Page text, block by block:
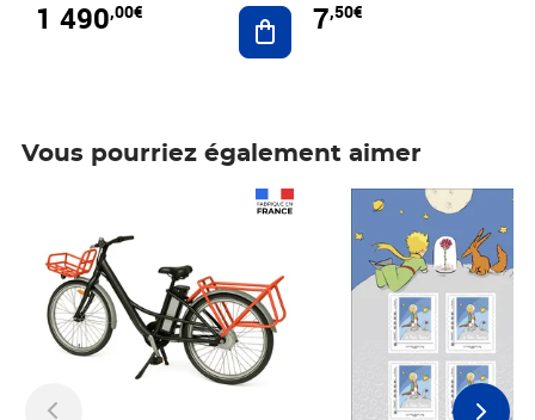
1 490,00€ Ajouter au panier
7,50€
Vous pourriez également aimer
Prix 7,50€